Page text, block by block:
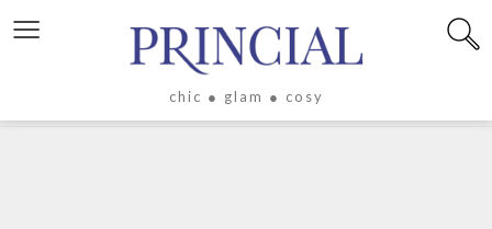
≡
chic ● glam ● cosy